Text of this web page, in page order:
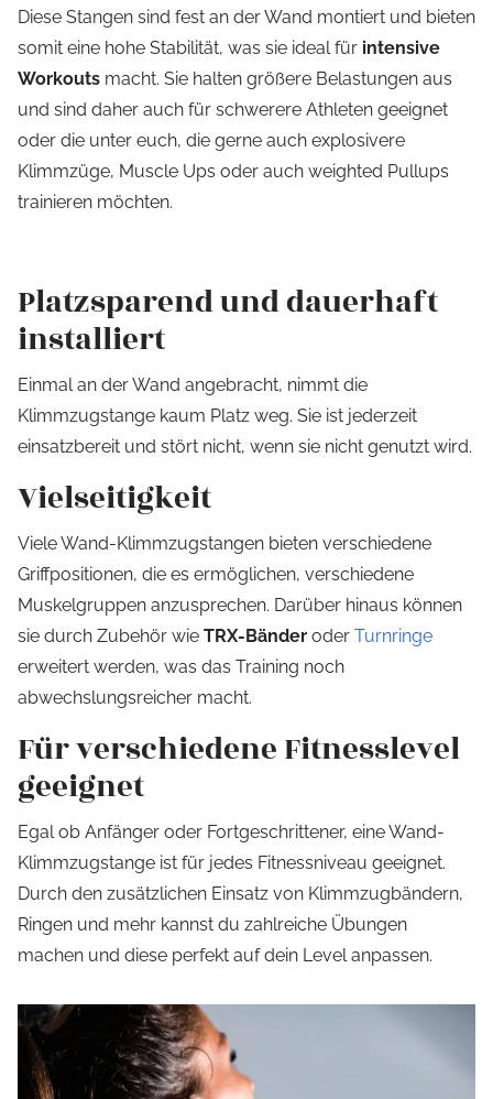
Diese Stangen sind fest an der Wand montiert und bieten
somit eine hohe Stabilität, was sie ideal für intensive
Workouts macht. Sie halten größere Belastungen aus
und sind daher auch für schwerere Athleten geeignet
oder die unter euch, die gerne auch explosivere
Klimmzüge, Muscle Ups oder auch weighted Pullups
trainieren möchten.
Platzsparend und dauerhaft
installiert
Einmal an der Wand angebracht, nimmt die
Klimmzugstange kaum Platz weg. Sie ist jederzeit
einsatzbereit und stört nicht, wenn sie nicht genutzt wird.
Vielseitigkeit
Viele Wand-Klimmzugstangen bieten verschiedene
Griffpositionen, die es ermöglichen, verschiedene
Muskelgruppen anzusprechen. Darüber hinaus können
sie durch Zubehör wie TRX-Bänder oder Turnringe
erweitert werden, was das Training noch
abwechslungsreicher macht.
Für verschiedene Fitnesslevel
geeignet
Egal ob Anfänger oder Fortgeschrittener, eine Wand-
Klimmzugstange ist für jedes Fitnessniveau geeignet.
Durch den zusätzlichen Einsatz von Klimmzugbändern,
Ringen und mehr kannst du zahlreiche Übungen
machen und diese perfekt auf dein Level anpassen.